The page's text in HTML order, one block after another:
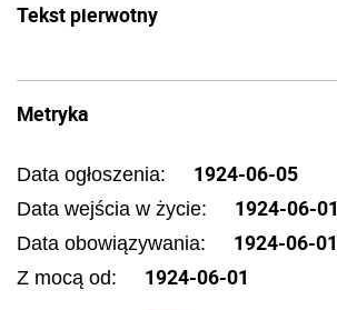
Tekst pierwotny
Metryka
Data ogłoszenia: 1924-06-05
Data wejścia w życie: 1924-06-01
Data obowiązywania: 1924-06-01
Z mocą od: 1924-06-01